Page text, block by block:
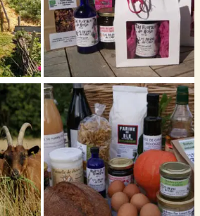
différentes solutions de coffrets
à vos clients et à vos budgets.
trouvez des produits bio et locaux, une épicerie
cosmétiques naturels, jus, sirop, vins et
commande) légumes de saison, pain,
à la Ferme :
ouvert du lundi au samedi de 9h30 à 12h